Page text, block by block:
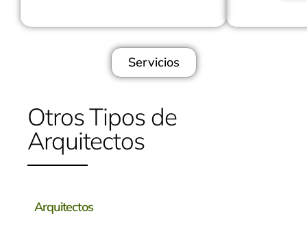
Servicios
Otros Tipos de
Arquitectos
Arquitectos